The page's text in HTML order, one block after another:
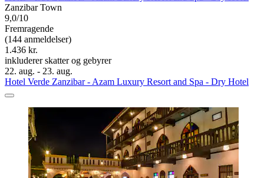
Zanzibar Town
9,0/10
Fremragende
(144 anmeldelser)
1.436 kr.
inkluderer skatter og gebyrer
22. aug. - 23. aug.
Hotel Verde Zanzibar - Azam Luxury Resort and Spa - Dry Hotel